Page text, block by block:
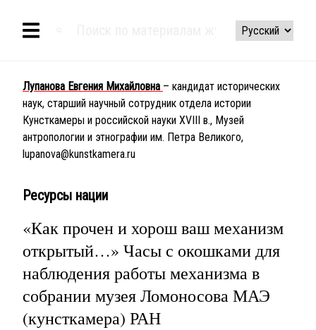
Лупанова Евгения Михайловна – кандидат исторических
наук, старший научный сотрудник отдела истории
Кунсткамеры и российской науки XVIII в., Музей
антропологии и этнографии им. Петра Великого,
lupanova@kunstkamera.ru
Ресурсы нации
«Как прочен и хорош ваш механизм
открытый…» Часы с окошками для
наблюдения работы механизма в
собрании музея Ломоносова МАЭ
(кунсткамера) РАН